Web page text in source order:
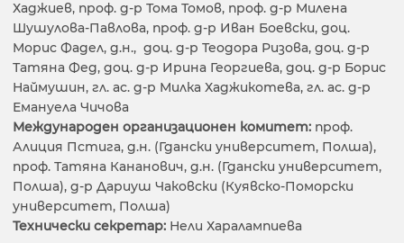
Хаджиев, проф. д-р Тома Томов, проф. д-р Милена
Шушулова-Павлова, проф. д-р Иван Боевски, доц.
Морис Фадел, д.н., доц. д-р Теодора Ризова, доц. д-р
Татяна Фед, доц. д-р Ирина Георгиева, доц. д-р Борис
Наймушин, гл. ас. д-р Милка Хаджикотева, гл. ас. д-р
Емануела Чичова
Международен организационен комитет: проф.
Алиция Пстига, д.н. (Гдански университет, Полша),
проф. Татяна Кананович, д.н. (Гдански университет,
Полша), д-р Дариуш Чаковски (Куявско-Поморски
университет, Полша)
Технически секретар: Нели Харалампиева